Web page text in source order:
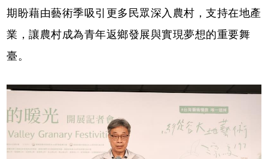
期盼藉由藝術季吸引更多民眾深入農村，支持在地產
業，讓農村成為青年返鄉發展與實現夢想的重要舞
臺。